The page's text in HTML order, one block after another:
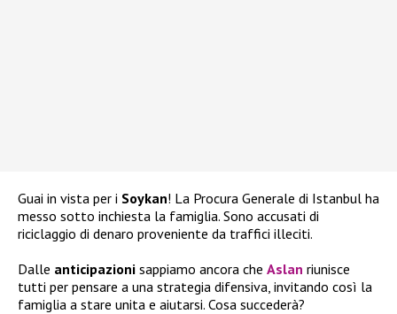
Guai in vista per i Soykan! La Procura Generale di Istanbul ha
messo sotto inchiesta la famiglia. Sono accusati di
riciclaggio di denaro proveniente da traffici illeciti.
Dalle anticipazioni sappiamo ancora che Aslan riunisce
tutti per pensare a una strategia difensiva, invitando così la
famiglia a stare unita e aiutarsi. Cosa succederà?